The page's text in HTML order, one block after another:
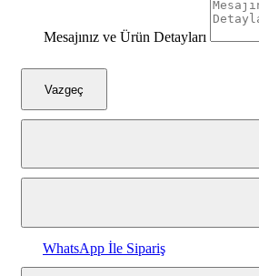
Mesajınız ve Ürün Detayları
Vazgeç
WhatsApp İle Sipariş